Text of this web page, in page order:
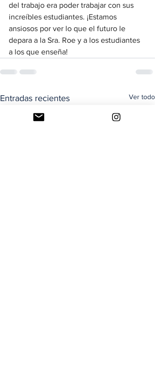
del trabajo era poder trabajar con sus
increíbles estudiantes. ¡Estamos
ansiosos por ver lo que el futuro le
depara a la Sra. Roe y a los estudiantes
a los que enseña!
Entradas recientes Ver todo